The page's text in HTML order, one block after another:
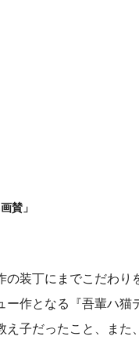
賛」
装丁にまでこだわり
ー作となる『吾輩ハ猫
え子だったこと、ま